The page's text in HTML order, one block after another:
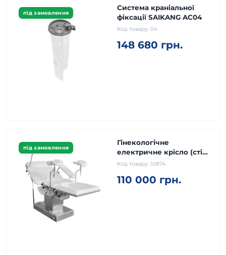
під замовлення
Система краніальної
фіксації SAIKANG AC04
Код товару: 04
148 680 грн.
під замовлення
Гінекологічне
електричне крісло (стіл)
Invita CH-T600
Код товару: 10874
110 000 грн.